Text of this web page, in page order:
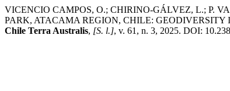
VICENCIO CAMPOS, O.; CHIRINO-GÁLVEZ, L.; P.
PARK, ATACAMA REGION, CHILE:
Chile Terra Australis, [S. l.], v. 61, n. 3, 2025. DOI: